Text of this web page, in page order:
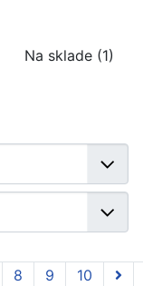
Na sklade (1)
8 9 10